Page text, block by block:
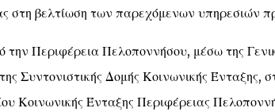
στη βελτίωση των παρεχόμενων υπηρεσιών
την Περιφέρεια Πελοποννήσου, μέσω της
Συντονιστικής Δομής Κοινωνικής Ένταξης,
Κοινωνικής Ένταξης Περιφέρειας